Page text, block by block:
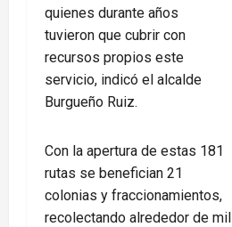
quienes durante años
tuvieron que cubrir con
recursos propios este
servicio, indicó el alcalde
Burgueño Ruiz.
Con la apertura de estas 181
rutas se benefician 21
colonias y fraccionamientos,
recolectando alrededor de mil